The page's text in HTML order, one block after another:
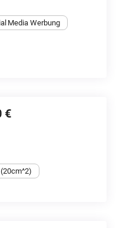
Media Werbung
€